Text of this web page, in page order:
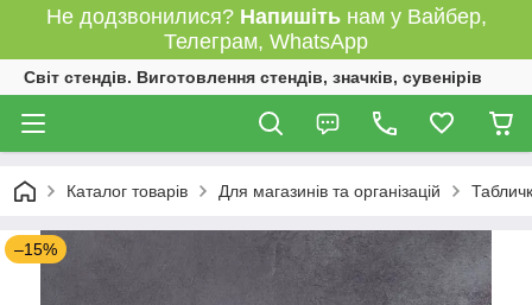
Не додзвонилися? Напишітьнам у Вайбер,
Телеграм, WhatsApp
Світ стендів. Виготовлення стендів, значків, сувенірів
Каталог товарів Для магазинів та організацій
–15%